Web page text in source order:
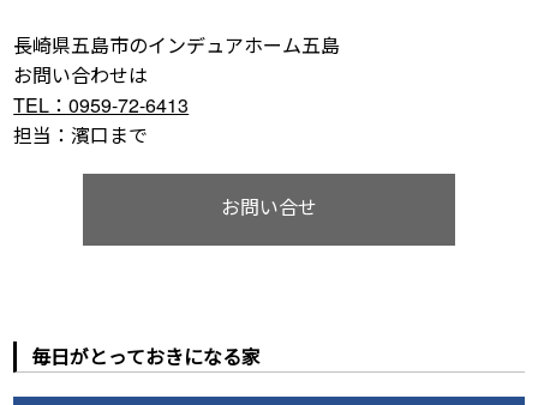
長崎県五島市のインデュアホーム五島
お問い合わせは
TEL：0959-72-6413
担当：濱口まで
お問い合せ
毎日がとっておきになる家